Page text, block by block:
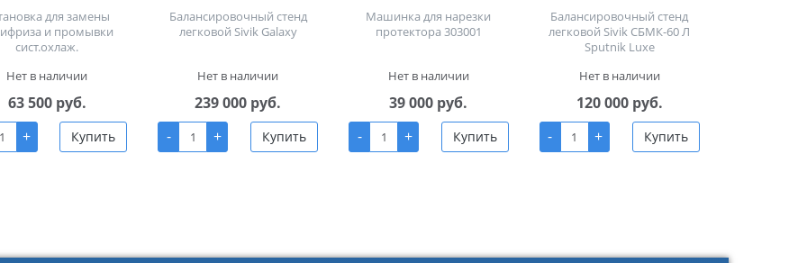
для замены
и промывки
сист.охлаж.
Нет в наличии
63 500 руб.
+ Купить
Балансировочный стенд
легковой Sivik Galaxy
Нет в наличии
239 000 руб.
-
+ Купить
Машинка для нарезки
протектора 303001
Нет в наличии
39 000 руб.
-
+ Купить
Балансировочный стенд
легковой Sivik СБМК-60 Л
Sputnik Luxe
Нет в наличии
120 000 руб.
-
+ Купить